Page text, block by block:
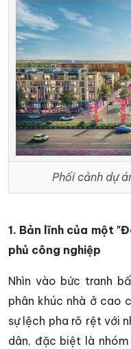
Phối cảnh dự
1. Bản lĩnh của một
phủ công nghiệp
Nhìn vào bức tranh
phân khúc nhà ở cao
sự lệch pha rõ rệt với
dân, đặc biệt là